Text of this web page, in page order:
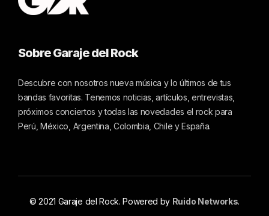
Sobre Garaje del Rock
Descubre con nosotros nueva música y lo últimos de tus
bandas favoritas. Tenemos noticias, artículos, entrevistas,
próximos conciertos y todas las novedades el rock para
Perú, México, Argentina, Colombia, Chile y España.
© 2021 Garaje del Rock. Powered by Ruido Networks.